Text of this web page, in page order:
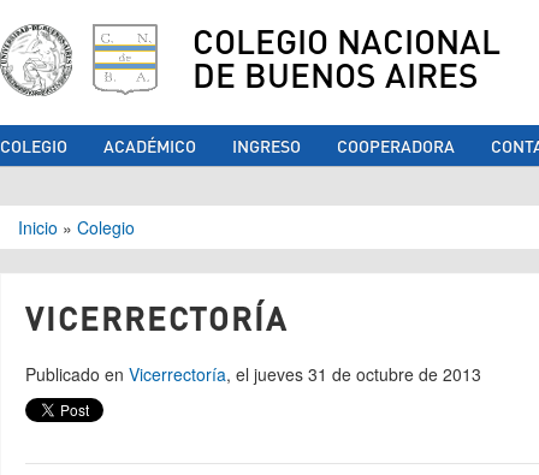
COLEGIO NACIONAL
DE BUENOS AIRES
COLEGIO ACADÉMICO INGRESO COOPERADORA
Se encuentra usted aquí
Inicio » Colegio
VICERRECTORÍA
Publicado en Vicerrectoría, el jueves 31 de octubre de 2013